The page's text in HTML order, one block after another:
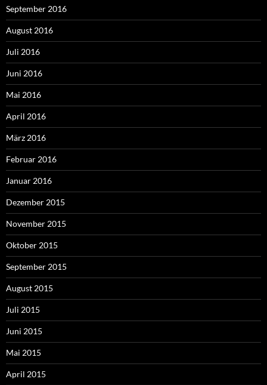
September 2016
August 2016
Juli 2016
Juni 2016
Mai 2016
April 2016
März 2016
Februar 2016
Januar 2016
Dezember 2015
November 2015
Oktober 2015
September 2015
August 2015
Juli 2015
Juni 2015
Mai 2015
April 2015